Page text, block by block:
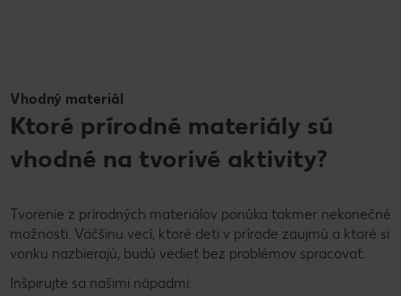
Vhodný materiál
Ktoré prírodné materiály sú
vhodné na tvorivé aktivity?
Tvorenie z prírodných materiálov ponúka takmer nekonečné
možnosti. Väčšinu vecí, ktoré deti v prírode zaujmú a ktoré si
vonku nazbierajú, budú vedieť bez problémov spracovať.
Inšpirujte sa našimi nápadmi: